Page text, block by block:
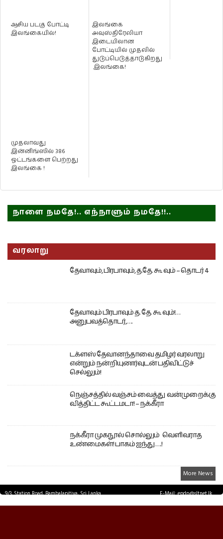
ஆசிய படகு போட்டி
இலங்கையில்!
இலங்கை
அவுஸ்திரேலியா
இடையிலான
போட்டியில் முதலில்
துடுப்பெடுத்தாடுகிறது
இலங்கை!
முதலாவது
இன்னிங்ஸில் 386
ஓட்டங்களை பெற்றது
இலங்கை !
நாளை நமதே!.. எந்நாளும் நமதே!!..
வரலாறு
தேவாவும், பிரபாவும், த.தே. கூ வும் – தொடர் 4
தேவாவும் பிரபாவும் த. தே. கூ வும்!…
அனுபவத்தொடர்,….
டக்ளஸ் தேவானந்தாவை தமிழர் வரலாறு
என்றும் நன்றியுணர்வுடன் பதிவிட்டுச்
செல்லும்!
நெஞ்சத்தில் வஞ்சம் வைத்து வன்முறைக்கு
வித்திட்ட கூட்டமடா! – நக்கீரா
நக்கீரா முகநூல் சொல்லும் வெளிவராத
உண்மைகள்! பாகம் ஐந்து ….!
More News
9/3, Station Road, Bambalapitiya, Sri Lanka.
E-Mail: epdp@sltnet.lk